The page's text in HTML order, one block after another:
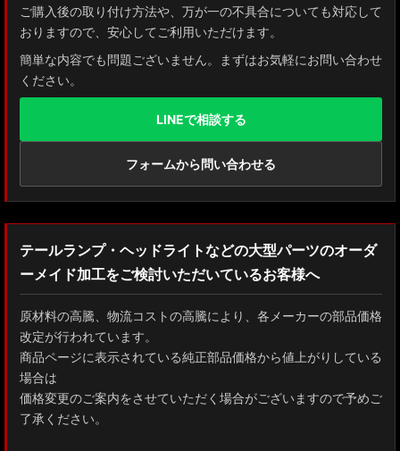
ご購入後の取り付け方法や、万が一の不具合についても対応して
おりますので、安心してご利用いただけます。
簡単な内容でも問題ございません。まずはお気軽にお問い合わせ
ください。
LINEで相談する
フォームから問い合わせる
テールランプ・ヘッドライトなどの大型パーツのオーダ
ーメイド加工をご検討いただいているお客様へ
原材料の高騰、物流コストの高騰により、各メーカーの部品価格
改定が行われています。
商品ページに表示されている純正部品価格から値上がりしている
場合は
価格変更のご案内をさせていただく場合がございますので予めご
了承ください。